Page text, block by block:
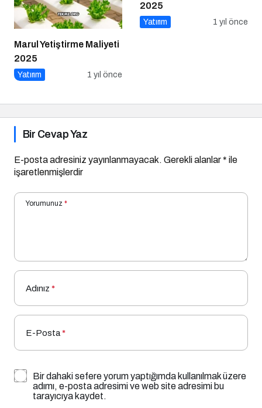
Marul Yetiştirme Maliyeti
2025
Yatırım 1 yıl önce
2025
Yatırım 1 yıl önce
Bir Cevap Yaz
E-posta adresiniz yayınlanmayacak. Gerekli alanlar* ile
işaretlenmişlerdir
Yorumunuz *
Adınız *
E-Posta*
Bir dahaki sefere yorum yaptığımda kullanılmak üzere
adımı, e-posta adresimi ve web site adresimi bu
tarayıcıya kaydet.